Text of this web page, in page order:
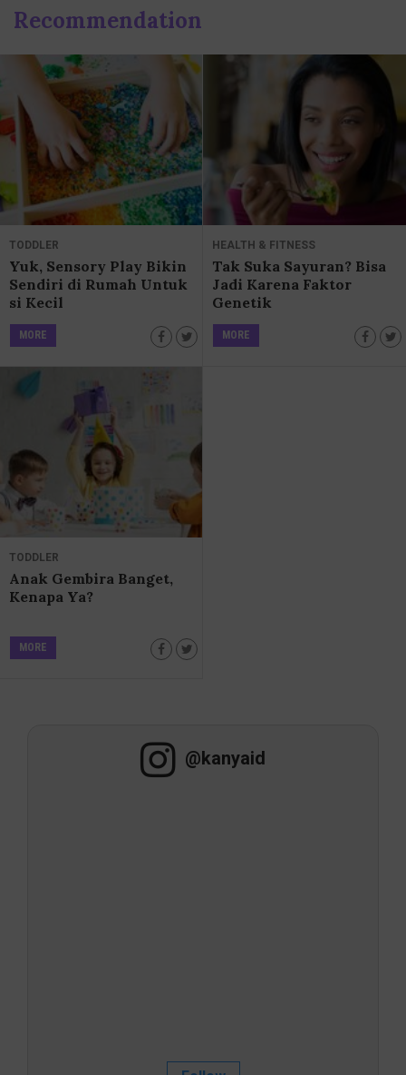
Recommendation
TODDLER
Yuk, Sensory Play Bikin
Sendiri di Rumah Untuk
si Kecil
MORE
HEALTH & FITNESS
Tak Suka Sayuran? Bisa
Jadi Karena Faktor
Genetik
MORE
TODDLER
Anak Gembira Banget,
Kenapa Ya?
MORE
@kanyaid